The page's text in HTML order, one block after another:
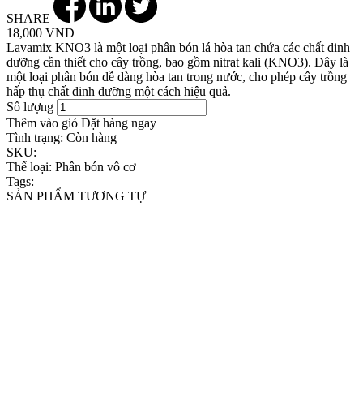
SHARE
18,000 VND
Lavamix KNO3 là một loại phân bón lá hòa tan chứa các chất dinh
dưỡng cần thiết cho cây trồng, bao gồm nitrat kali (KNO3). Đây là
một loại phân bón dễ dàng hòa tan trong nước, cho phép cây trồng
hấp thụ chất dinh dưỡng một cách hiệu quả.
Số lượng
Thêm vào giỏ Đặt hàng ngay
Tình trạng: Còn hàng
SKU:
Thể loại: Phân bón vô cơ
Tags:
SẢN PHẨM TƯƠNG TỰ